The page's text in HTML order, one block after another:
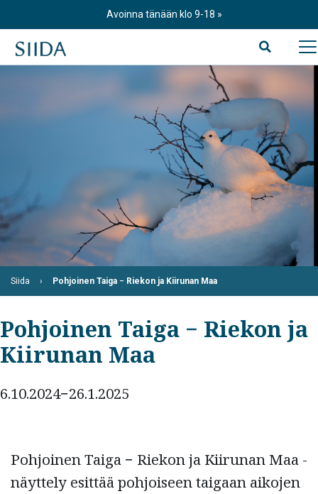
Avoinna tänään klo 9-18
Siida Pohjoinen Taiga − Riekon ja Kiirunan Maa
Pohjoinen Taiga − Riekon ja
Kiirunan Maa
6.10.2024−26.1.2025
Pohjoinen Taiga − Riekon ja Kiirunan Maa -
näyttely esittää pohjoiseen taigaan aikojen